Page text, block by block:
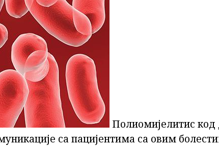
Полиомијелитис
са пацијентима са овим